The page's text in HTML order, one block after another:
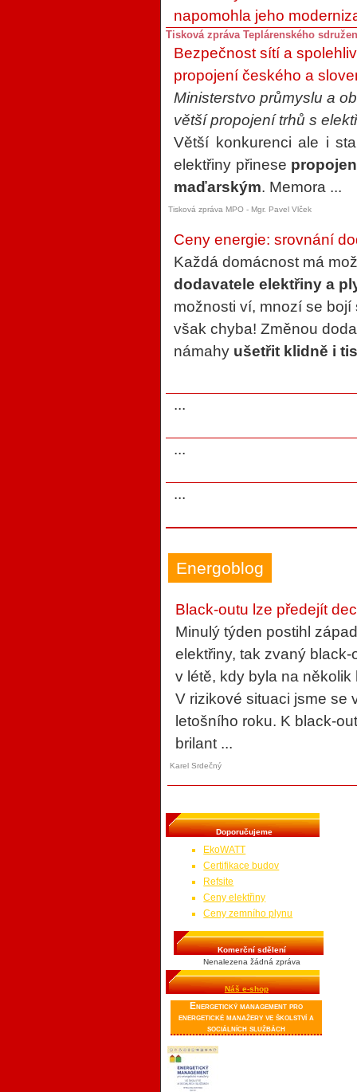
napomohla jeho
Tisková zpráva Teplárenského
Bezpečnost sítí a
propojení českého a
Ministerstvo průmyslu a
větší propojení trhů s
Větší konkurenci ale i
elektřiny přinese
maďarským. Memora ...
Tisková zpráva MPO - Mgr. Pavel Vlček
Ceny energie: srovnání
Každá domácnost má
dodavatele elektřiny a
možnosti ví, mnozí se
však chyba! Změnou
námahy ušetřit klidně i
...
...
...
Energoblog
Black-outu lze předejít
Minulý týden postihl
elektřiny, tak zvaný
v létě, kdy byla na
V rizikové situaci jsme se
letošního roku. K black-
brilant ...
Karel Srdečný
Doporučujeme
EkoWATT
Certifikace budov
Refsite
Ceny elektřiny
Ceny zemního plynu
Komerční sdělení
Nenalezena žádná zpráva
Náš e-shop
Energetický management pro
energetické manažery ve školství a
sociálních službách